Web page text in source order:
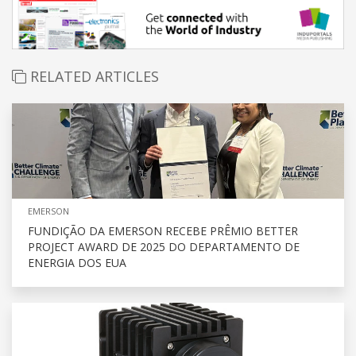
RELATED ARTICLES
EMERSON
FUNDIÇÃO DA EMERSON RECEBE PRÊMIO BETTER
PROJECT AWARD DE 2025 DO DEPARTAMENTO DE
ENERGIA DOS EUA